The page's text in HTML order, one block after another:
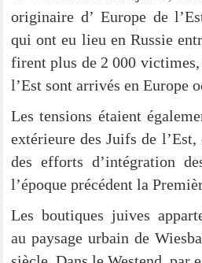
ori­gi­n­aire d’ Euro­pe de
qui ont eu lieu en Rus­sie
firent plus de 2 000
l’Est sont arri­vés en Euro­pe
Les ten­si­ons étai­ent
exté­ri­eu­re des Juifs de
des efforts d’intégration
l’époque pré­cé­dent la
Les bou­ti­ques jui­ves
au pay­sa­ge urbain de